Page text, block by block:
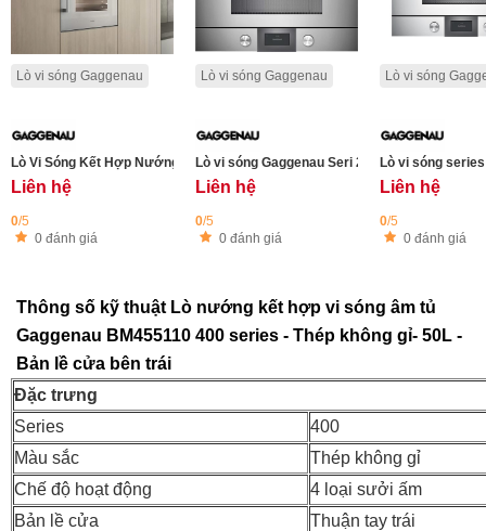
Lò vi sóng Gaggenau
Lò Vi Sóng Kết Hợp Nướng Gaggenau Seri 200 BMP251110
Liên hệ
0/5
0 đánh giá
Lò vi sóng Gaggenau
Lò vi sóng Gaggenau Seri 200 BMP224110
Liên hệ
0/5
0 đánh giá
Lò vi sóng
Liên hệ
0/5
0 đánh giá
Thông số kỹ thuật Lò nướng kết hợp vi sóng âm tủ
Gaggenau BM455110 400 series - Thép không gỉ- 50L -
Bản lề cửa bên trái
Đặc trưng
Series
400
Màu sắc
Thép không gỉ
Chế độ hoạt động
4 loại sưởi ấm
Bản lề cửa
Thuận tay trái